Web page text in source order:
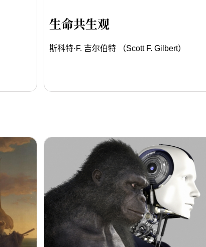
生命共生观
斯科特·F. 吉尔伯特 （Scott F. Gilbert）